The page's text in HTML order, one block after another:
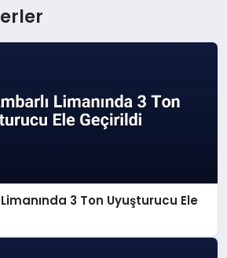
3 Ton Uyuşturucu Ele